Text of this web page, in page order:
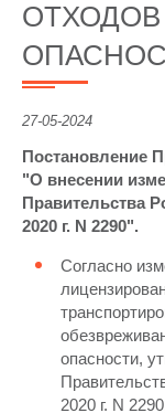
ОТХОДОВ
27-05-2024
Постановление
"О внесении
Правительства
2020 г. N 2290".
Согласно
опасности,
2020 г. N